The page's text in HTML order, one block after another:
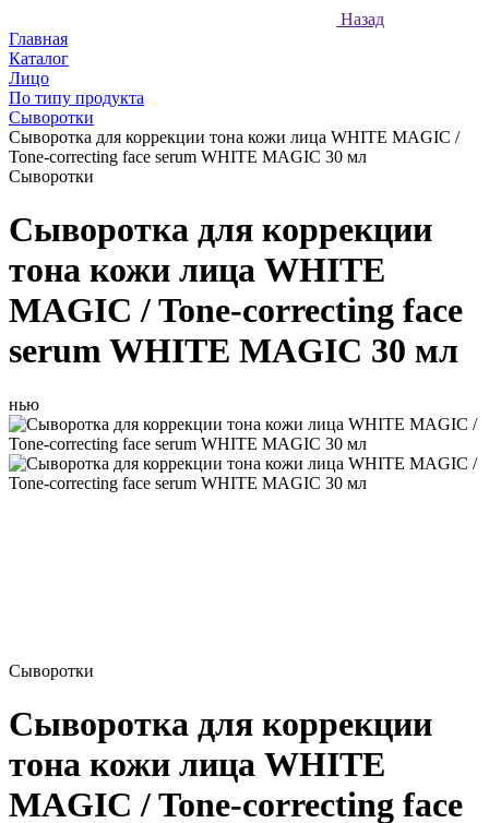
Назад
Главная
Каталог
Лицо
По типу продукта
Сыворотки
Сыворотка для коррекции тона кожи лица WHITE MAGIC /
Tone-correcting face serum WHITE MAGIC 30 мл
Сыворотки
Сыворотка для коррекции
тона кожи лица WHITE
MAGIC / Tone-correcting face
serum WHITE MAGIC 30 мл
нью
Сыворотки
Сыворотка для коррекции
тона кожи лица WHITE
MAGIC / Tone-correcting face